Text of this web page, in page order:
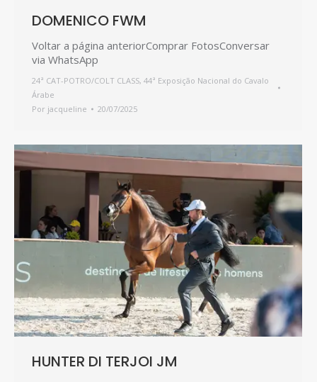
DOMENICO FWM
Voltar a página anteriorComprar FotosConversar
via WhatsApp
24ª CAT-POTRO/COLT CLASS, 44ª Exposição Nacional do Cavalo
Árabe
Por jacqueline 20/07/2025
HUNTER DI TERJOI JM